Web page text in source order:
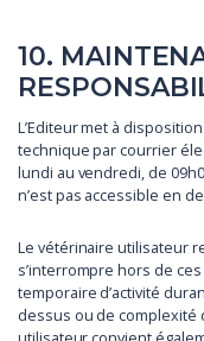
10.
L’Editeur met à
technique par courrier
lundi au vendredi, de
n’est pas accessible en
Le vétérinaire utilisateur
s’interrompre hors de
temporaire d’activité
dessus ou de complexité